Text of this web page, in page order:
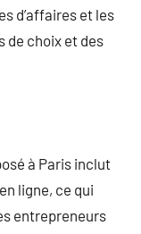
d’affaires et les
de choix et des
à Paris inclut
ligne, ce qui
entrepreneurs